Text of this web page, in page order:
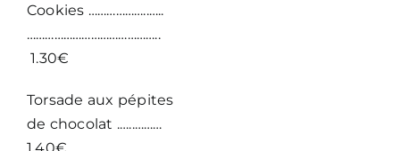
Cookies ………………..…..
……………………………………..
1.30€
Torsade aux pépites
de chocolat .…..………